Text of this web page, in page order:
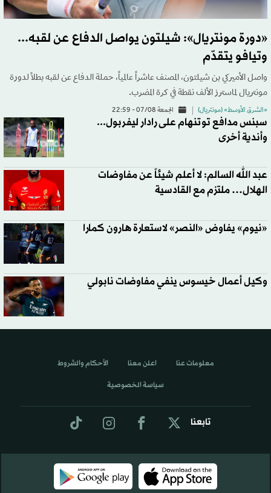
«دورة مونتريال»: شيلتون يواصل الدفاع عن لقبه...
وتيافو يتقدّم
واصل الأميركي بن شيلتون، المصنف عاشراً عالمياً، حملة الدفاع عن لقبه بطلاً لدورة
مونتريال لماسترز الألف نقطة في كرة المضرب.
«الشرق الأوسط» (مونتريال) الجمعة 07/08 - 22:59
سبنس مدافع توتنهام على رادار ليفربول...
وأندية أخرى
عبد الله السالم: لا أعلم شيئاً عن مفاوضات
الهلال… ملتزم مع القادسية
«نيوم» يفاوض «النصر» لاستعارة هارون كمارا
وكيل أعمال خيسوس ينفي مفاوضات نابولي
تابعنا
معلومات عنا اعلن معنا الأحكام والشروط
سياسة الخصوصية